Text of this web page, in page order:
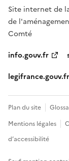
Site internet de
de
Comté
info.gouv.fr
legifrance.gouv.fr
Plan du site
Mentions légales
d’accessibilité